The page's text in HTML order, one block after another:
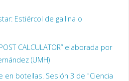
Estiércol de gallina o
CALCULATOR” elaborada por
(UMH)
en botellas. Sesión 3 de "Ciencia